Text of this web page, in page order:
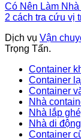
Có Nên Làm
2 cách tra cứu vị
Dịch vụ Vận
Trọng Tấn.
Container
Container
Container
Nhà
Nhà lắp
Nhà di động
Container